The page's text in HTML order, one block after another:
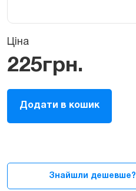
Ціна
225грн.
HDD
для
A1304
Додати в кошик
Знайшли дешевше?